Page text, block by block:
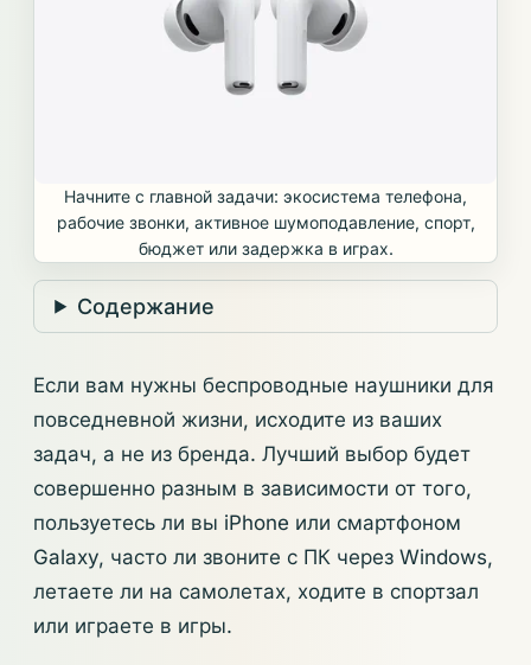
Начните с главной задачи: экосистема телефона,
рабочие звонки, активное шумоподавление, спорт,
бюджет или задержка в играх.
Содержание
Если вам нужны беспроводные наушники для
повседневной жизни, исходите из ваших
задач, а не из бренда. Лучший выбор будет
совершенно разным в зависимости от того,
пользуетесь ли вы iPhone или смартфоном
Galaxy, часто ли звоните с ПК через Windows,
летаете ли на самолетах, ходите в спортзал
или играете в игры.